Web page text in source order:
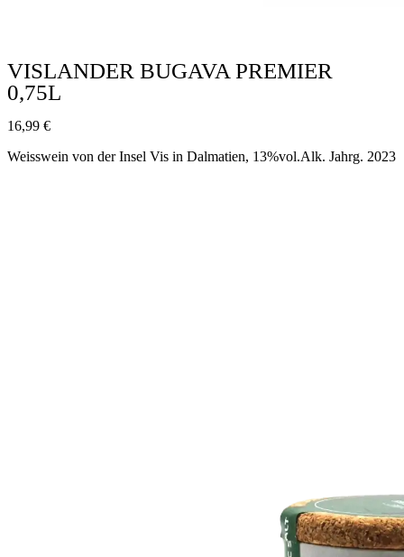
VISLANDER BUGAVA PREMIER
0,75L
16,99 €
Weisswein von der Insel Vis in Dalmatien, 13%vol.Alk. Jahrg. 2023